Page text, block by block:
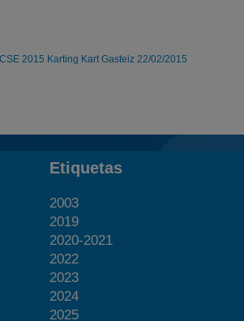
2015 Karting Kart Gasteiz 22/02/2015
Etiquetas
2003
2019
2020-2021
2022
2023
2024
2025